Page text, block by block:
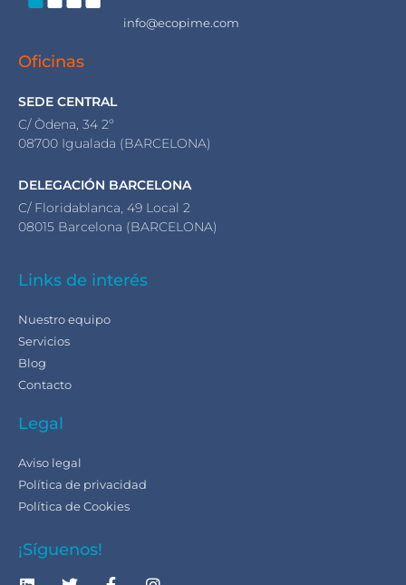
info@ecopime.com
Oficinas
SEDE CENTRAL
C/ Òdena, 34 2º
08700 Igualada (BARCELONA)
DELEGACIÓN BARCELONA
C/ Floridablanca, 49 Local 2
08015 Barcelona (BARCELONA)
Links de interés
Nuestro equipo
Servicios
Blog
Contacto
Legal
Aviso legal
Política de privacidad
Política de Cookies
¡Síguenos!